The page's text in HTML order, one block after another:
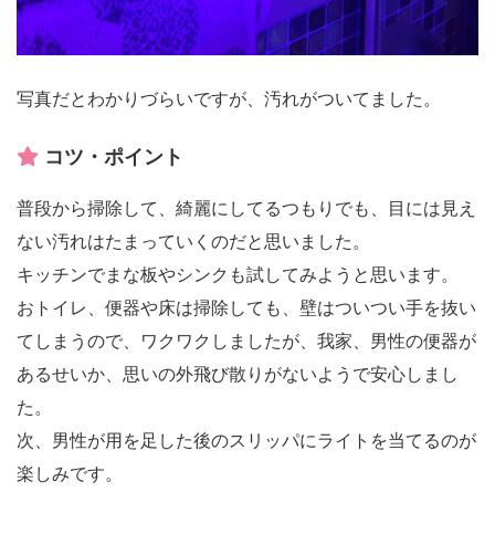
写真だとわかりづらいですが、汚れがついてました。
コツ・ポイント
普段から掃除して、綺麗にしてるつもりでも、目には見え
ない汚れはたまっていくのだと思いました。
キッチンでまな板やシンクも試してみようと思います。
おトイレ、便器や床は掃除しても、壁はついつい手を抜い
てしまうので、ワクワクしましたが、我家、男性の便器が
あるせいか、思いの外飛び散りがないようで安心しまし
た。
次、男性が用を足した後のスリッパにライトを当てるのが
楽しみです。